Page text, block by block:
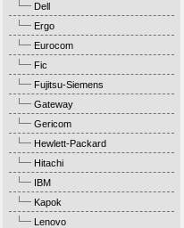
Dell
Ergo
Eurocom
Fic
Fujitsu-Siemens
Gateway
Gericom
Hewlett-Packard
Hitachi
IBM
Kapok
Lenovo